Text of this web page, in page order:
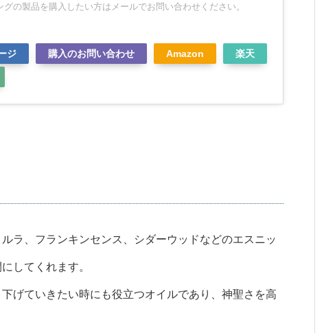
グの製品を購入したい方はメールでお問い合わせください。
ジ 購入のお問い合わせ Amazon 楽天
ラ、フランキンセンス、シダーウッドなどのエスニッ
してくれます。
げていきたい時にも役立つオイルであり、神聖さを高